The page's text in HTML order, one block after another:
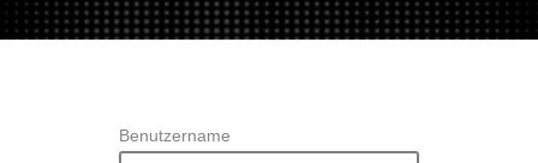
Benutzername